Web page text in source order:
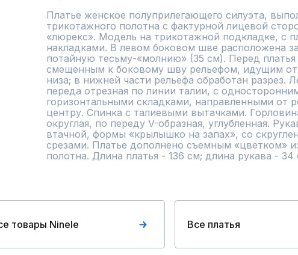
Платье женское полуприлегающего силуэта,
трикотажного полотна с фактурной лицевой
«люрекс». Модель на трикотажной подкладке, с
накладками. В левом боковом шве расположена
потайную тесьму-«молнию» (35 см). Перед платья
смещенным к боковому шву рельефом, идущим
низа; в нижней части рельефа обработан разрез.
переда отрезная по линии талии, с
горизонтальными складками, направленными от
центру. Спинка с талиевыми вытачками.
округлая, по переду V-образная, углубленная.
втачной, формы «крылышко на запах», со
срезами. Платье дополнено съемным «цветком»
полотна. Длина платья - 136 см; длина рукава - 34
товары Ninele Все платья